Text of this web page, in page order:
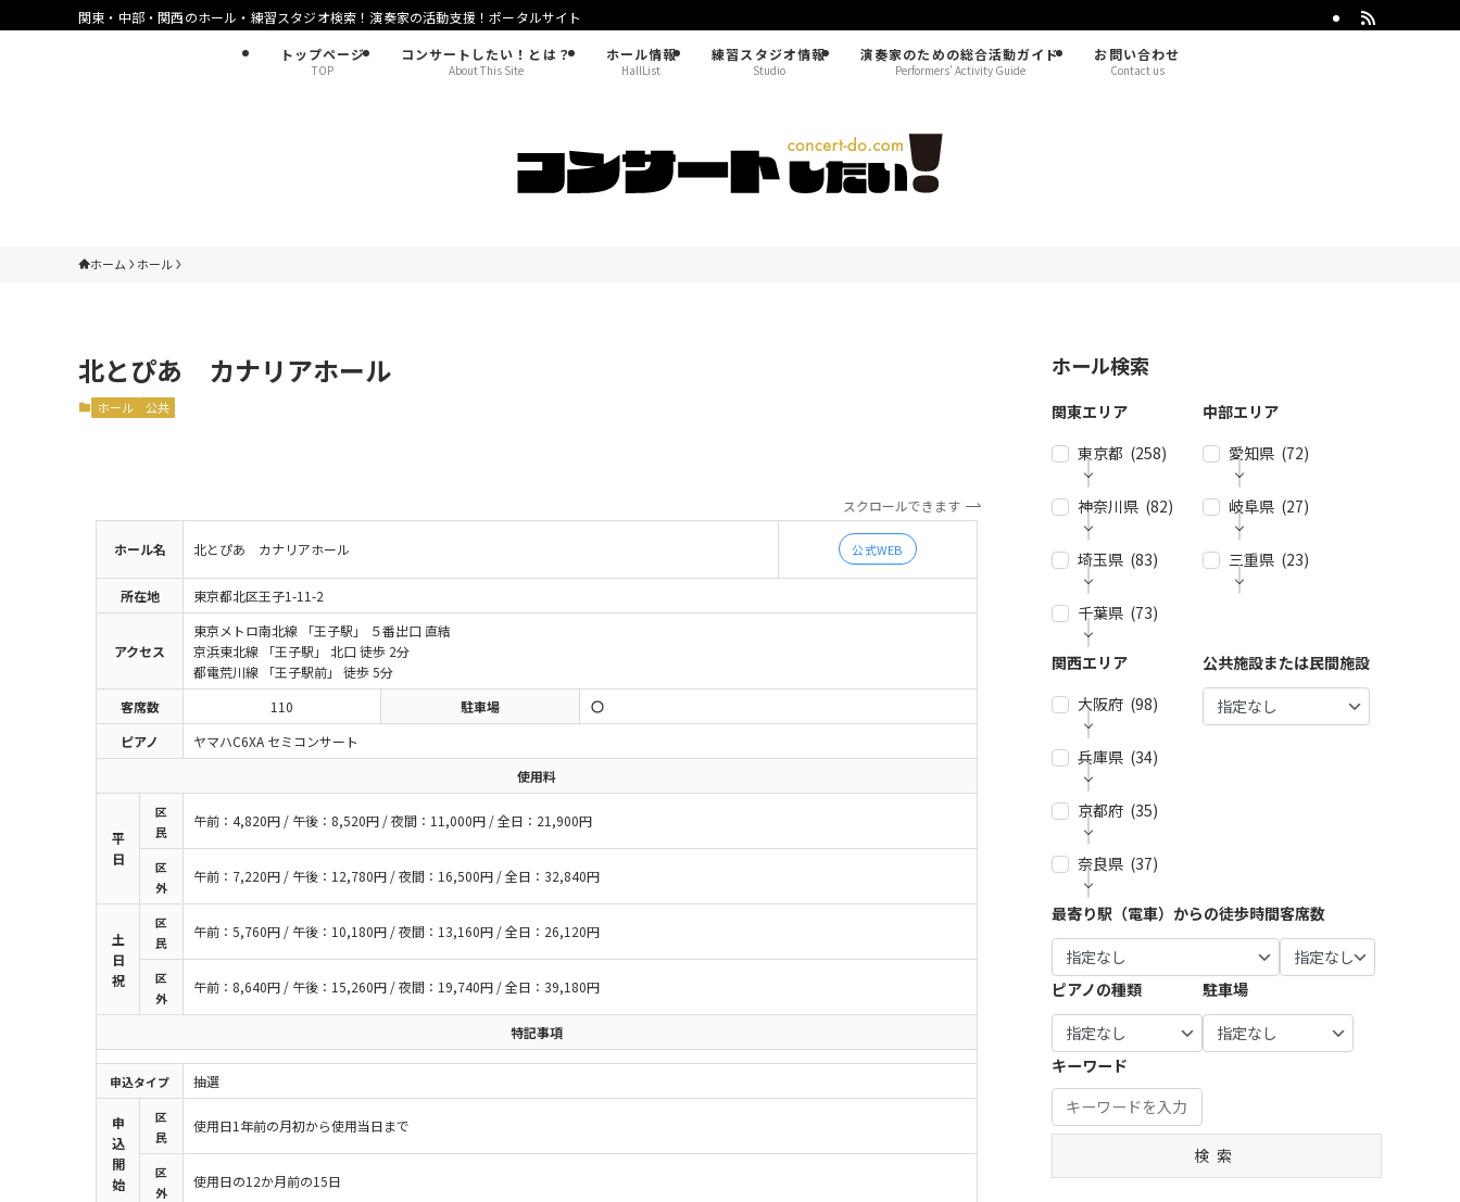
関東・中部・関西のホール・練習スタジオ検索！演奏家の活動支援！ポータルサイト
トップページ
TOP
コンサートしたい！とは？
About This Site
ホール情報
HallList
練習スタジオ情報
Studio
演奏家のための総合活動ガイド
Performers’ Activity Guide
お問い合わせ
Contact us
ホーム ホール
北とぴあ カナリアホール
ホール 公共
スクロールできます
ホール名 北とぴあ カナリアホール 公式WEB
所在地 東京都北区王子1-11-2
アクセス
東京メトロ南北線 「王子駅」 ５番出口 直結
京浜東北線 「王子駅」 北口 徒歩 2分
都電荒川線 「王子駅前」 徒歩 5分
客席数
110
駐車場
ピアノ
ヤマハC6XA セミコンサート
使用料
平
日
区
民
午前：4,820円 / 午後：8,520円 / 夜間：11,000円 / 全日：21,900円
区
外
午前：7,220円 / 午後：12,780円 / 夜間：16,500円 / 全日：32,840円
土
日
祝
区
民
午前：5,760円 / 午後：10,180円 / 夜間：13,160円 / 全日：26,120円
区
外
午前：8,640円 / 午後：15,260円 / 夜間：19,740円 / 全日：39,180円
特記事項
申込タイプ 抽選
申
込
開
始
区
民
使用日1年前の月初から使用当日まで
区
外
使用日の12か月前の15日
ホール検索
関東エリア
東京都 (258)
| … 新宿
谷区 (3
9)
| … 千代
田区・
区・港
区・大
田区 (1
| … 目黒
田谷
| … 豊島
区・文
京区 (1
0)
| … 練馬
区・板
橋区 (1
| … 中野
区・杉
3)
神奈川県 (82)
| … 横浜
| … 川崎
| … 鎌倉
子・横
市・藤
| … 相模
茅ヶ崎
市・平
| … 厚木
市・小
田原
市・町
田市・
大和
市・海
市 (5)
埼玉県 (83)
| … 春日
富士見
じみ野
| … 狭山
深谷
巣市 (6)
市・熊
谷市・
坂戸
市・羽
生市 (6)
| … 比企
郡・入
間郡・
入間
市・秩
千葉県 (73)
| … 千葉
橋市・
市 (21)
市・市
市・佐
4)
| … 市川
市・柏
市・習
志野
市・流
山市 (1
7)
| … 野田
市・成
木更津
中部エリア
愛知県 (72)
| … 名古
7)
宮市 (6)
| … 稲沢
市/・尾
海市・
市・刈
谷市 (7)
市・安
城市・
2)
岐阜県 (27)
| … 岐阜
| … 各務
関市・
羽島
市・中
市 (5)
| … 瑞穂
県市 (1)
| … 郡上
三重県 (23)
日市
| … 鈴鹿
市・松
郡 (3)
| … 伊勢
市・志
関西エリア
大阪府 (98)
| … 大阪
市 (61)
阪市 ・
枚方
田市・
泉佐野
市 (9)
| … 豊中
市・吹
田市 ・
高槻
市・茨
木市 (1
5)
市・寝
兵庫県 (34)
| … 神戸
屋市 (1
5)
| … 尼崎
宮市・
宝塚
市 (7)
| … 姫路
市・明
石市・
伊丹
市 (8)
京都府 (35)
| … 京都
治市 (1
| … 向日
市・八
綾部
市・宮
津市・
南丹
市・京
丹後
奈良県 (37)
| … 奈良
市・橿
原市・
生駒
市・生
駒郡 (2
1)
| … 大和
郡山
市・香
公共施設または民間施設
最寄り駅（電車）からの徒歩時間客席数
ピアノの種類 駐車場
キーワード
検索